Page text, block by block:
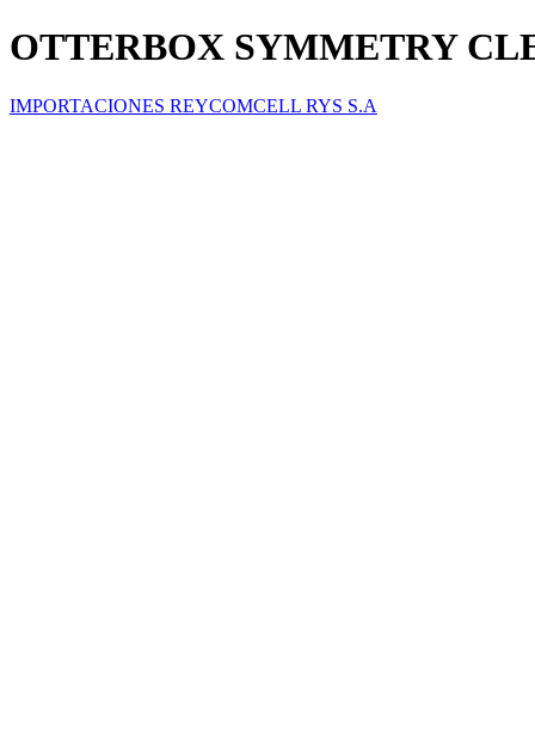
OTTERBOX SYMMETRY
IMPORTACIONES REYCOMCELL RYS S.A